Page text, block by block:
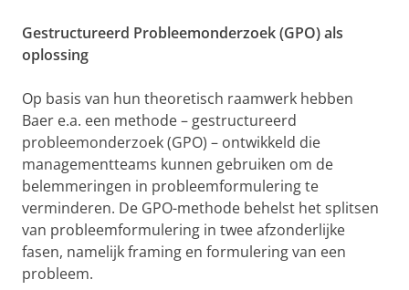
Gestructureerd Probleemonderzoek (GPO) als
oplossing
Op basis van hun theoretisch raamwerk hebben
Baer e.a. een methode – gestructureerd
probleemonderzoek (GPO) – ontwikkeld die
managementteams kunnen gebruiken om de
belemmeringen in probleemformulering te
verminderen. De GPO-methode behelst het splitsen
van probleemformulering in twee afzonderlijke
fasen, namelijk framing en formulering van een
probleem.